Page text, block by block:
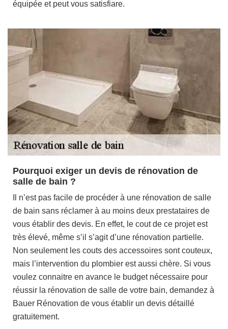
équipée et peut vous satisfiare.
Pourquoi exiger un devis de rénovation de
salle de bain ?
Il n’est pas facile de procéder à une rénovation de salle
de bain sans réclamer à au moins deux prestataires de
vous établir des devis. En effet, le cout de ce projet est
très élevé, même s’il s’agit d’une rénovation partielle.
Non seulement les couts des accessoires sont couteux,
mais l’intervention du plombier est aussi chère. Si vous
voulez connaitre en avance le budget nécessaire pour
réussir la rénovation de salle de votre bain, demandez à
Bauer Rénovation de vous établir un devis détaillé
gratuitement.